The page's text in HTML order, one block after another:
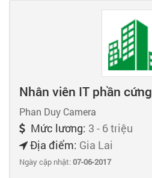
Nhân viên IT phần cứng
Phan Duy Camera
Mức lương: 3 - 6 triệu
Địa điểm: Gia Lai
Ngày cập nhật:07-06-2017